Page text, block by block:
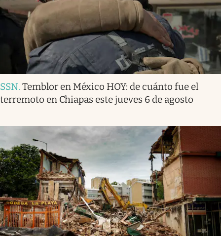
SSN. Temblor en México HOY: de cuánto fue el
terremoto en Chiapas este jueves 6 de agosto